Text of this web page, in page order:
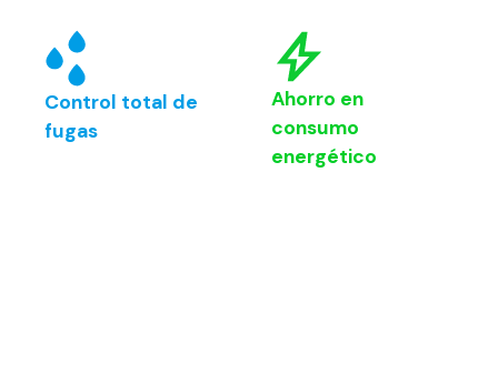
Control total de
fugas
Ahorro en
consumo
energético